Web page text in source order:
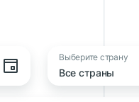
Выберите страну
Все страны